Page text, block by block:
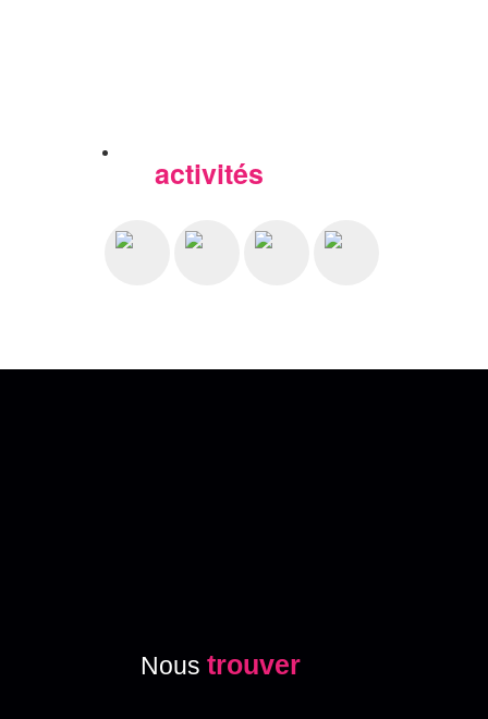
activités
Nous trouver